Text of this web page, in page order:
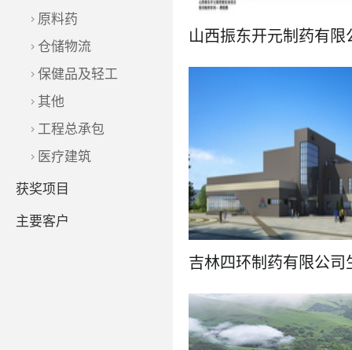
原料药
仓储物流
保健品及轻工
其他
工程总承包
医疗建筑
获奖项目
主要客户
了解更多